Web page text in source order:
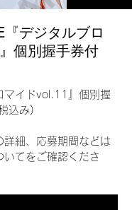
デジタルブロ
個別握手券付
マイドvol.11』個別握
込み)
詳細、応募期間などは
いてをご確認くださ